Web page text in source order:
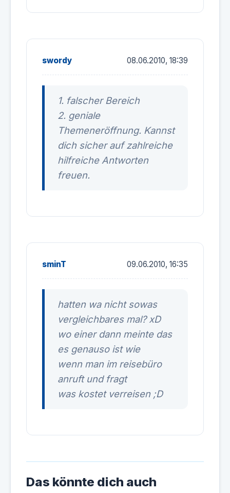
swordy 08.06.2010, 18:39
1. falscher Bereich
2. geniale
Themeneröffnung. Kannst
dich sicher auf zahlreiche
hilfreiche Antworten
freuen.
sminT 09.06.2010, 16:35
hatten wa nicht sowas
vergleichbares mal? xD
wo einer dann meinte das
es genauso ist wie
wenn man im reisebüro
anruft und fragt
was kostet verreisen ;D
Das könnte dich auch